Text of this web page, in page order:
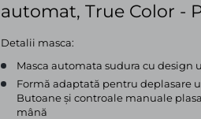
automat, True Color -
Detalii masca:
Masca automata sudura cu
Formă adaptată pentru deplasare
Butoane și controale manuale
mână